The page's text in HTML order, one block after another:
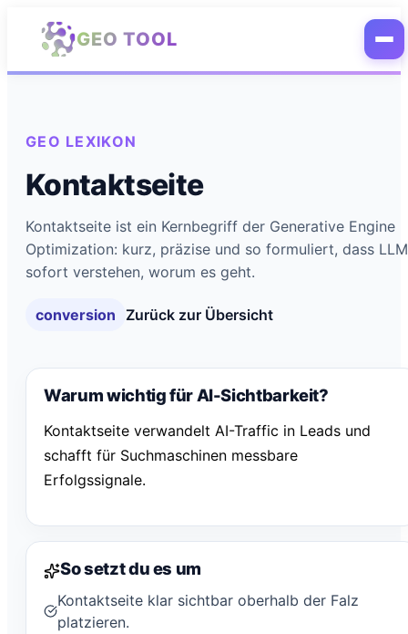
Zum Hauptinhalt springen
GEO TOOL
GEO LEXIKON
Kontaktseite
Kontaktseite ist ein Kernbegriff der Generative Engine
Optimization: kurz, präzise und so formuliert, dass
sofort verstehen, worum es geht.
conversion Zurück zur Übersicht
Warum wichtig für AI-Sichtbarkeit?
Kontaktseite verwandelt AI-Traffic in Leads und
schafft für Suchmaschinen messbare
Erfolgssignale.
So setzt du es um
Kontaktseite klar sichtbar oberhalb der Falz
platzieren.